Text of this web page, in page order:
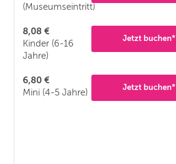
(Museumseintritt)
8,08 €
Kinder (6-16
Jahre)
Jetzt buchen*
6,80 €
Mini (4-5 Jahre)
Jetzt buchen*